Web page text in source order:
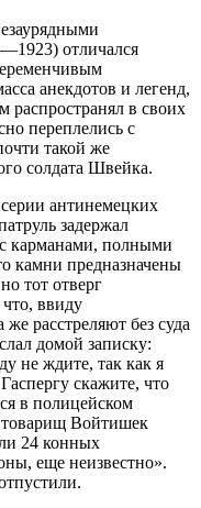
отличался
анекдотов и легенд,
распространял в своих
переплелись с
такой же
солдата Швейка.
антинемецких
задержал
карманами, полными
камни предназначены
тот отверг
ввиду
расстреляют без суда
домой записку:
не ждите, так как я
скажите, что
в полицейском
товарищ Войтишек
24 конных
еще неизвестно».